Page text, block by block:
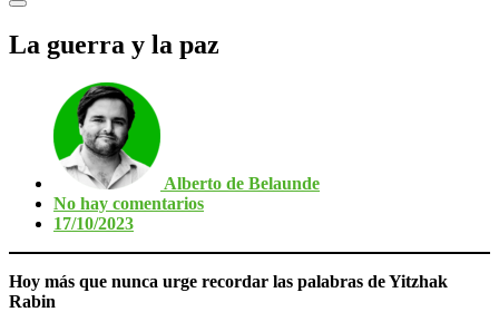
La guerra y la paz
Alberto de Belaunde
No hay comentarios
17/10/2023
Hoy más que nunca urge recordar las palabras de Yitzhak
Rabin